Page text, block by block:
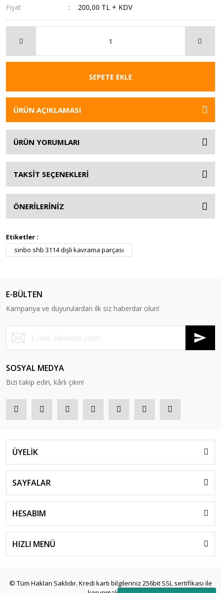
Fiyat
200,00 TL + KDV
SEPETE EKLE
ÜRÜN AÇIKLAMASI
ÜRÜN YORUMLARI
TAKSİT SEÇENEKLERİ
ÖNERİLERİNİZ
Etiketler :
sinbo shb 3114 dişli kavrama parçası
E-BÜLTEN
Kampanya ve duyurulardan ilk siz haberdar olun!
SOSYAL MEDYA
Bizi takip edin, kârlı çıkın!
ÜYELİK
SAYFALAR
HESABIM
HIZLI MENÜ
© Tüm Hakları Saklıdır. Kredi kartı bilgileriniz 256bit SSL sertifikası ile